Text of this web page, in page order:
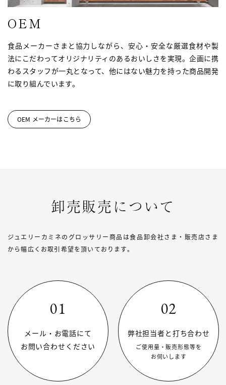
OEM
食品メーカーさまと協力しながら、安心・安全な厳選食材や製
法にこだわってオリジナリティのあるおいしさを実現。企画に携
わるスタッフが一丸となって、他にはない魅力を持った商品開発
に取り組んでいます。
OEM メーカーはこちら
卸売販売について
ジュエリーカミネのグロッサリー商品は食品卸会社さま・販売店さま
から幅広くお取引希望を頂いております。
01
メール・お電話にて
お問い合わせください
02
弊社担当者と打ち合わせ
ご使用量・販売形態等を
お伺いします